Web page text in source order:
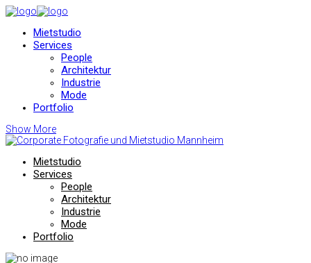
Mietstudio
Services
People
Architektur
Industrie
Mode
Portfolio
Show More
Mietstudio
Services
People
Architektur
Industrie
Mode
Portfolio